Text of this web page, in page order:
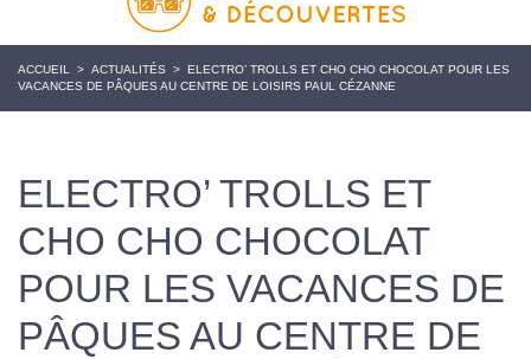
ACCUEIL > ACTUALITÉS > ELECTRO’ TROLLS ET CHO CHO CHOCOLAT POUR LES
VACANCES DE PÂQUES AU CENTRE DE LOISIRS PAUL CÉZANNE
ELECTRO’ TROLLS ET
CHO CHO CHOCOLAT
POUR LES VACANCES DE
PÂQUES AU CENTRE DE